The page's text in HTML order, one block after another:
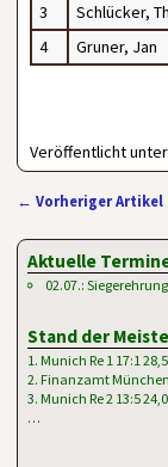
3
Schlücker,
4
Gruner, Jan
Veröffentlicht unter
← Vorheriger Artikel
Aktuelle
02.07.:
Stand der
1. Munich Re 1 17:1
2. Finanzamt München
3. Munich Re 2 13:5
…